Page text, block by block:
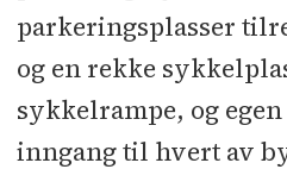
leverandører:
Andersson &
Entreprenørl
Betongmannl
parkeringsplasser
og en rekke
sykkelrampe, og
inngang til hvert av